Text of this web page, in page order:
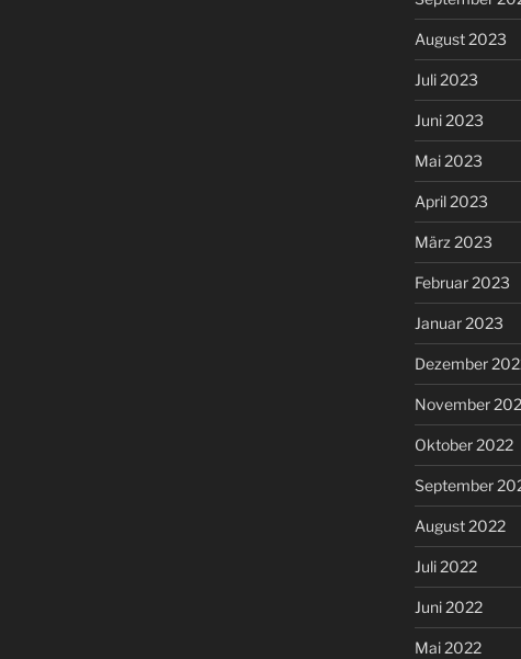
August 2023
Juli 2023
Juni 2023
Mai 2023
April 2023
März 2023
Februar 2023
Januar 2023
Dezember
November
Oktober 2022
September
August 2022
Juli 2022
Juni 2022
Mai 2022